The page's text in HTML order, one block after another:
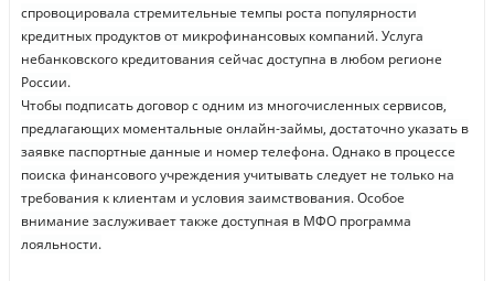
спровоцировала стремительные темпы роста популярности
кредитных продуктов от микрофинансовых компаний. Услуга
небанковского кредитования сейчас доступна в любом регионе
России.
Чтобы подписать договор с одним из многочисленных сервисов,
предлагающих моментальные онлайн-займы, достаточно указать в
заявке паспортные данные и номер телефона. Однако в процессе
поиска финансового учреждения учитывать следует не только на
требования к клиентам и условия заимствования. Особое
внимание заслуживает также доступная в МФО программа
лояльности.